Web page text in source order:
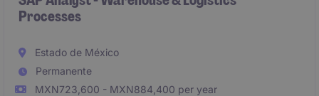
Processes
Estado de México
Permanente
MXN723,600 - MXN884,400 per year